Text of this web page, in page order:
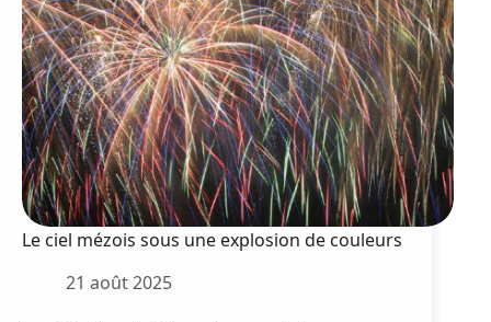
Le ciel mézois sous une explosion de couleurs
21 août 2025